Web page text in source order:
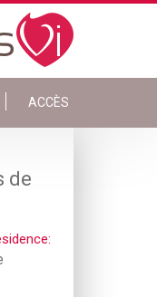
ACCÈS
de